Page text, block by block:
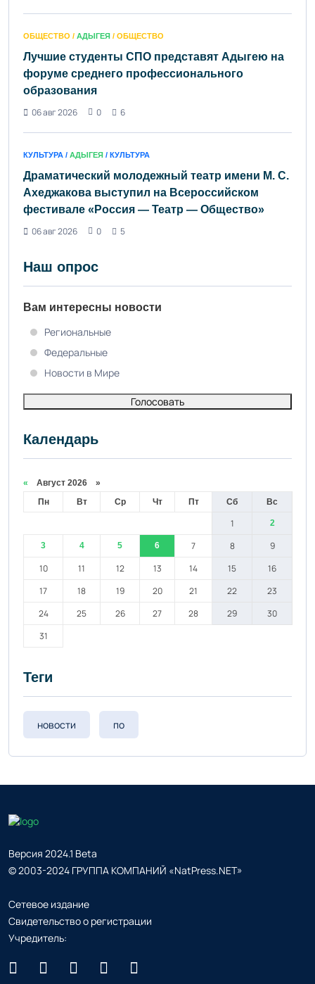
ОБЩЕСТВО / АДЫГЕЯ / ОБЩЕСТВО
Лучшие студенты СПО представят Адыгею на
форуме среднего профессионального
образования
06 авг 2026
0 6
КУЛЬТУРА / АДЫГЕЯ / КУЛЬТУРА
Драматический молодежный театр имени М. С.
Ахеджакова выступил на Всероссийском
фестивале «Россия — Театр — Общество»
06 авг 2026
0 5
Наш опрос
Вам интересны новости
Региональные
Федеральные
Новости в Мире
Голосовать
Календарь
« Август 2026 »
Пн
Вт Ср Чт Пт Сб Вс
1 2
3 4 5 6 7 8
9
10
11 12 13 14 15
16
17
18 19 20 21 22
23
24
25 26 27 28 29
30
31
Теги
новости по
Версия 2024.1 Beta
© 2003-2024 ГРУППА КОМПАНИЙ «NatPress.NET»
Сетевое издание
Свидетельство о регистрации
Учредитель: